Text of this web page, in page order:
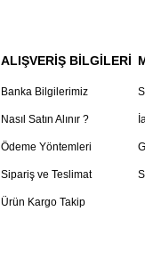
ALIŞVERİŞ BİLGİLERİ
Banka Bilgilerimiz
Nasıl Satın Alınır ?
Ödeme Yöntemleri
Sipariş ve Teslimat
Ürün Kargo Takip